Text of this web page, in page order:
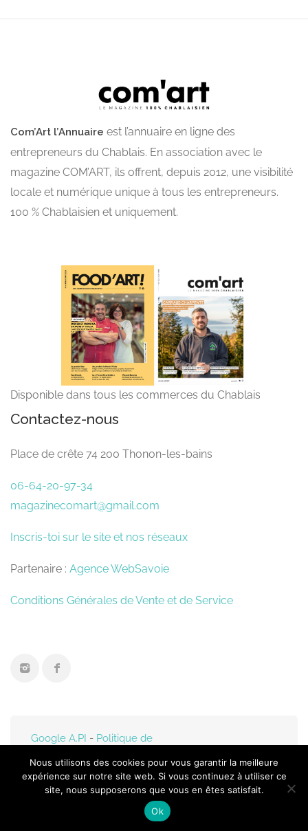
Com’Art l’Annuaire est l’annuaire en ligne des
entrepreneurs du Chablais. En association avec le
magazine COM’ART, ils offrent, depuis 2012, une visibilité
locale et numérique unique à tous les entrepreneurs.
100 % Chablaisien et uniquement.
Disponible dans tous les commerces du Chablais
Contactez-nous
Place de crête 74 200 Thonon-les-bains
06-64-20-97-34
magazinecomart@gmail.com
Inscris-toi sur le site et nos réseaux
Partenaire : Agence WebSavoie
Conditions Générales de Vente et de Service
Google A.PI - Politique de
confidentialité - Mis en
ligne parWeb-Savoie.fr
Nous utilisons des cookies pour vous garantir la meilleure
expérience sur notre site web. Si vous continuez à utiliser ce
site, nous supposerons que vous en êtes satisfait.
Ok